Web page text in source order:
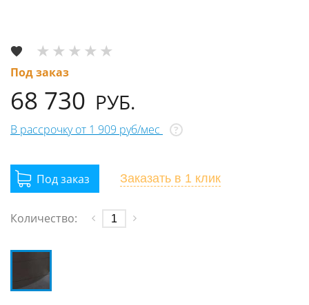
Под заказ
68 730 РУБ.
В рассрочку от 1 909 руб/мес ?
Заказать в 1 клик
Количество: